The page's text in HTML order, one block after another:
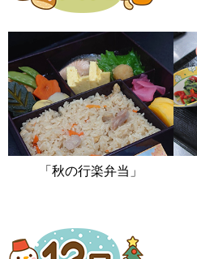
「秋の行楽弁当」